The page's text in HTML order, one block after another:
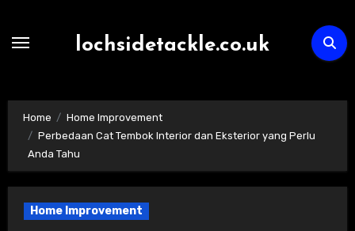
lochsidetackle.co.uk
Home
Home Improvement
Perbedaan Cat Tembok Interior dan Eksterior yang Perlu
Anda Tahu
Home Improvement